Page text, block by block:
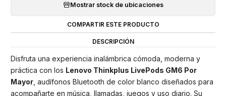
Mostrar stock de ubicaciones
COMPARTIR ESTE PRODUCTO
DESCRIPCIÓN
Disfruta una experiencia inalámbrica cómoda, moderna y
práctica con los Lenovo Thinkplus LivePods GM6 Por
Mayor , audífonos Bluetooth de color blanco diseñados para
acompañarte en música, llamadas, juegos y uso diario. Su